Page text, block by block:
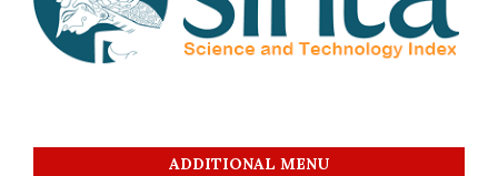
ADDITIONAL MENU